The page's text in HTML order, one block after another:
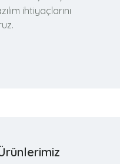
ihtiyaçlarını